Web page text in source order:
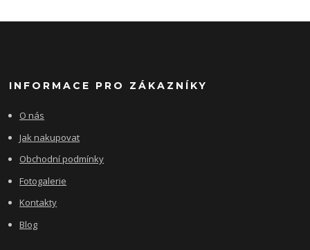
INFORMACE PRO ZÁKAZNÍKY
O nás
Jak nakupovat
Obchodní podmínky
Fotogalerie
Kontakty
Blog